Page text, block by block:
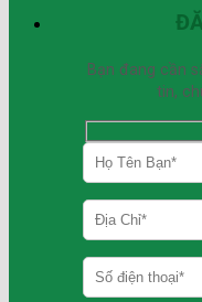
Bạn đang cần
tin,